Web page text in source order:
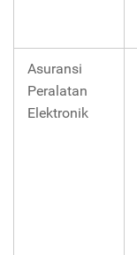
Asuransi
Peralatan
Elektronik